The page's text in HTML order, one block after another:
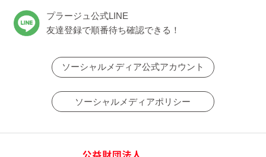
プラージュ公式LINE
友達登録で順番待ち確認できる！
ソーシャルメディア公式アカウント
ソーシャルメディアポリシー